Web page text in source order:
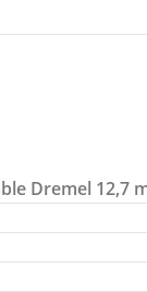
Dremel 12,7